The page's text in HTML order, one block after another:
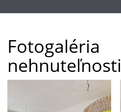
Fotogaléria
nehnuteľnosti